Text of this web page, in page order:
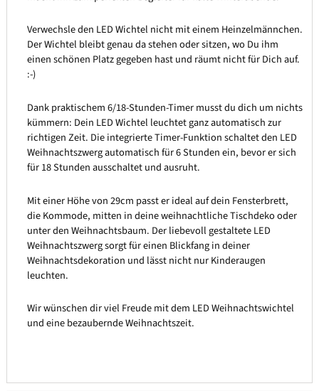
Verwechsle den LED Wichtel nicht mit einem Heinzelmännchen.
Der Wichtel bleibt genau da stehen oder sitzen, wo Du ihm
einen schönen Platz gegeben hast und räumt nicht für Dich auf.
:-)
Dank praktischem 6/18-Stunden-Timer musst du dich um nichts
kümmern: Dein LED Wichtel leuchtet ganz automatisch zur
richtigen Zeit. Die integrierte Timer-Funktion schaltet den LED
Weihnachtszwerg automatisch für 6 Stunden ein, bevor er sich
für 18 Stunden ausschaltet und ausruht.
Mit einer Höhe von 29cm passt er ideal auf dein Fensterbrett,
die Kommode, mitten in deine weihnachtliche Tischdeko oder
unter den Weihnachtsbaum. Der liebevoll gestaltete LED
Weihnachtszwerg sorgt für einen Blickfang in deiner
Weihnachtsdekoration und lässt nicht nur Kinderaugen
leuchten.
Wir wünschen dir viel Freude mit dem LED Weihnachtswichtel
und eine bezaubernde Weihnachtszeit.